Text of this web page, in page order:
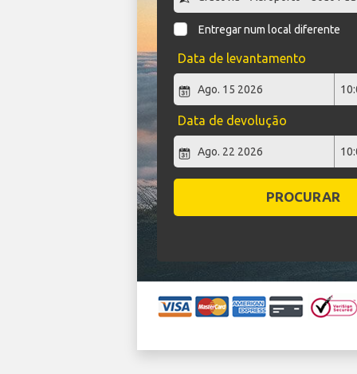
Entregar num local diferente
Data de levantamento
Data de devolução
PROCURAR